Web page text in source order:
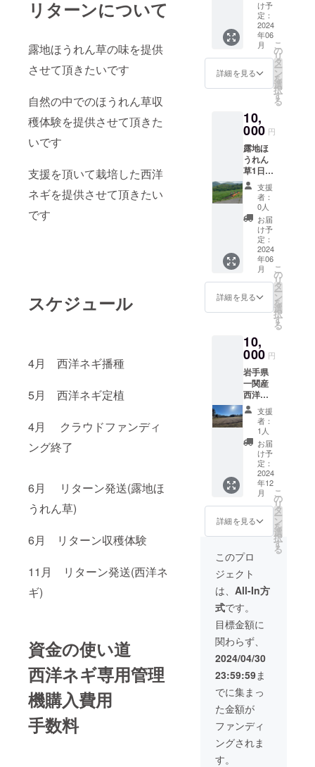
リターンについて
露地ほうれん草の味を提供
させて頂きたいです
自然の中でのほうれん草収
穫体験を提供させて頂きた
いです
支援を頂いて栽培した西洋
ネギを提供させて頂きたい
です
スケジュール
4月 西洋ネギ播種
5月 西洋ネギ定植
4月 クラウドファンディ
ング終了
6月 リターン発送(露地ほ
うれん草)
6月 リターン収穫体験
11月 リターン発送(西洋ネ
ギ)
資金の使い道
西洋ネギ専用管理
機購入費用
手数料
け予
定：
2024
年06
月
詳細を見る
こ
の
リ
タ
ー
ン
を
選
択
す
る
10,
000 円
露地ほ
うれん
草1日収
穫体験
・日
時：
2024年
6月2日
（日曜
日）
9:00-
16:00
2024
年6月9
日（日
9:00-
16:00
2024
年6月16
日（日
曜日）
9:00-
16:00
2024
年6月23
日（日
曜日）
9:00-
16:00
年6月30
日（日
曜日）
9:00-
16:00
上記
の内1日
お選び
くださ
い ・場
所：岩
手県一
関市大
東町大
原字外
大久保
28番地
・支援
支援
者：
0人
お届
け予
定：
2024
年06
月
詳細を見る
こ
の
リ
タ
ー
ン
を
選
択
す
る
10,
000 円
岩手県
一関産
西洋ネ
ギ１ｋ
ｇ1箱支援
者：
1人
お届
け予
定：
2024
年12
月
詳細を見る
こ
の
リ
タ
ー
ン
を
選
択
す
る
このプロ
ジェクト
は、 All-In方
式です。
目標金額に
関わらず、
2024/04/30
23:59:59ま
でに集まっ
た金額が
ファンディ
ングされま
す。